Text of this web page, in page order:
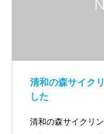
清和の森サイク
した
清和の森サイクリ